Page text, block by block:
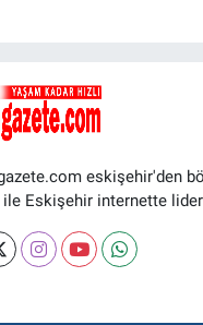
eskişehir'den
ile Eskişehir internette lider